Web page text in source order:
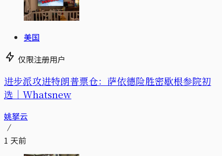
美国
仅限注册用户
进步派攻进特朗普票仓：萨依德险胜密歇根参院初
选｜Whatsnew
姚拏云
1 天前